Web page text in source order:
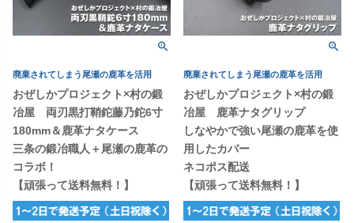
廃棄されてしまう尾瀬の鹿革を活用
おぜしかプロジェクト×村の鍛
冶屋 両刃黒打鞘鉈藤乃鉈6寸
180mm＆鹿革ナタケース
三条の鍛冶職人＋尾瀬の鹿革の
コラボ！
【頑張って送料無料！】
廃棄されてしまう尾瀬の鹿革を活用
おぜしかプロジェクト×村の鍛
冶屋 鹿革ナタグリップ
しなやかで強い尾瀬の鹿革を使
用したカバー
ネコポス配送
【頑張って送料無料！】